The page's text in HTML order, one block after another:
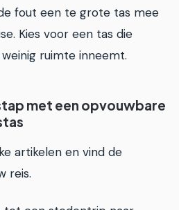
fout een te grote tas mee
Kies voor een tas die
ruimte inneemt.
met een opvouwbare
artikelen en vind de
reis.